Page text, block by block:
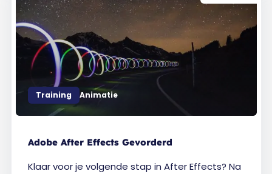
Training Animatie
Adobe After Effects Gevorderd
Klaar voor je volgende stap in After Effects? Na